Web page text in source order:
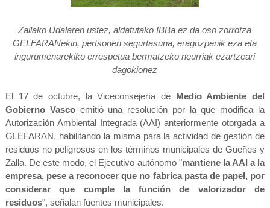
Zallako Udalaren ustez, aldatutako IBBa ez da oso zorrotza
GELFARANekin, pertsonen segurtasuna, eragozpenik eza eta
ingurumenarekiko errespetua bermatzeko neurriak ezartzeari
dagokionez
El 17 de octubre, la Viceconsejería de Medio Ambiente del
Gobierno Vasco emitió una resolución por la que modifica la
Autorización Ambiental Integrada (AAI) anteriormente otorgada a
GLEFARAN, habilitando la misma para la actividad de gestión de
residuos no peligrosos en los términos municipales de Güeñes y
Zalla. De este modo, el Ejecutivo autónomo "mantiene la AAI a la
empresa, pese a reconocer que no fabrica pasta de papel, por
considerar que cumple la función de valorizador de
residuos", señalan fuentes municipales.